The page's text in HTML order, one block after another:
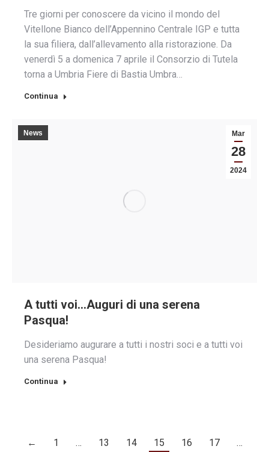
Tre giorni per conoscere da vicino il mondo del
Vitellone Bianco dell’Appennino Centrale IGP e tutta
la sua filiera, dall’allevamento alla ristorazione. Da
venerdì 5 a domenica 7 aprile il Consorzio di Tutela
torna a Umbria Fiere di Bastia Umbra…
Continua
Mar
28
2024
News
A tutti voi…Auguri di una serena
Pasqua!
Desideriamo augurare a tutti i nostri soci e a tutti voi
una serena Pasqua!
Continua
← 1 … 13 14 15 16 17
…